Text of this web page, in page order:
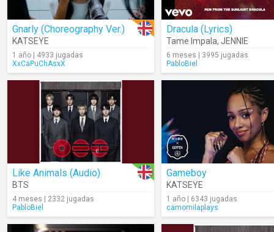
Gnarly (Choreography Ver.)
KATSEYE
1 año | 4933 jugadas
XxCaPuChAsxX
Dracula (Lyrics)
Tame Impala, JENNIE
6 meses | 3995 jugadas
PabloBiel
Like Animals (Audio)
BTS
4 meses | 2332 jugadas
PabloBiel
Gameboy
KATSEYE
1 año | 6343 jugadas
camomilaplays